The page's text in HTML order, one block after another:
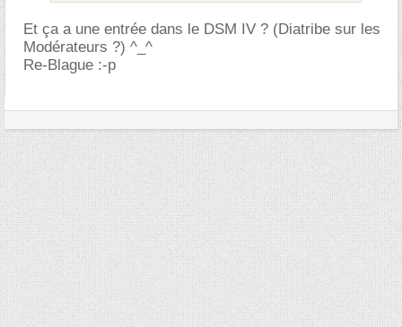
Et ça a une entrée dans le DSM IV ? (Diatribe sur les
Modérateurs ?) ^_^
Re-Blague :-p